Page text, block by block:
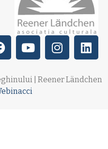
| Reener Ländchen